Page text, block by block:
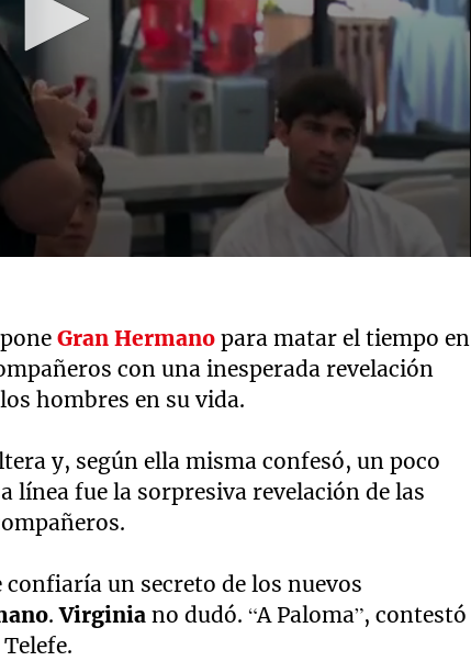
Gran Hermano para matar el tiempo en
con una inesperada revelación
hombres en su vida.
y, según ella misma confesó, un poco
línea fue la sorpresiva revelación de las
un secreto de los nuevos
.Virginia no dudó. “A Paloma”, contestó